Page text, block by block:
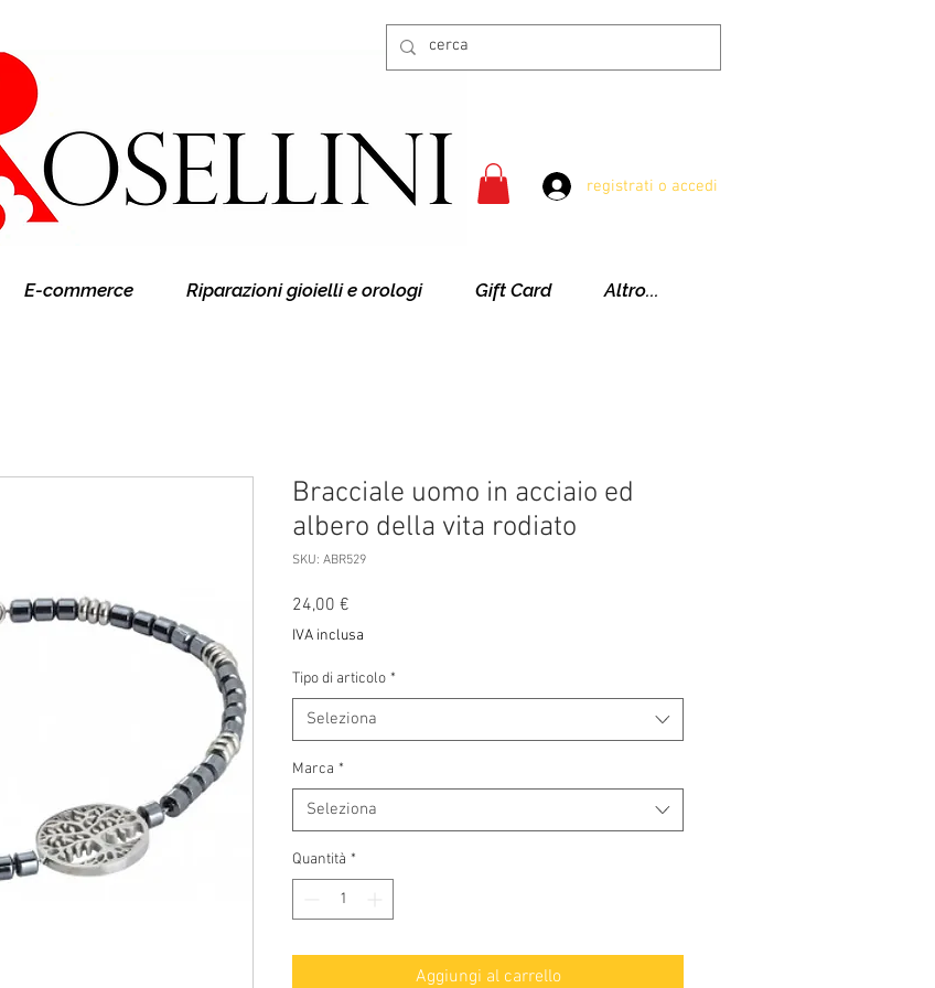
Gioielleria Rosellini
Rosellini online
registrati o accedi
E-commerce Riparazioni gioielli e orologi Gift Card Altro...
Bracciale uomo in acciaio ed
albero della vita rodiato
SKU: ABR529
24,00 €
IVA inclusa
Tipo di articolo *
Seleziona
Marca *
Seleziona
Quantità *
Aggiungi al carrello